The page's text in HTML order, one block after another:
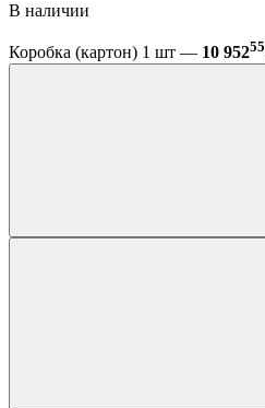
В наличии
Коробка (картон) 1 шт — 10 95255